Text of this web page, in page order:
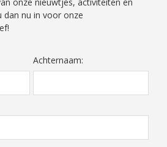
dan nu in voor onze
Achternaam: